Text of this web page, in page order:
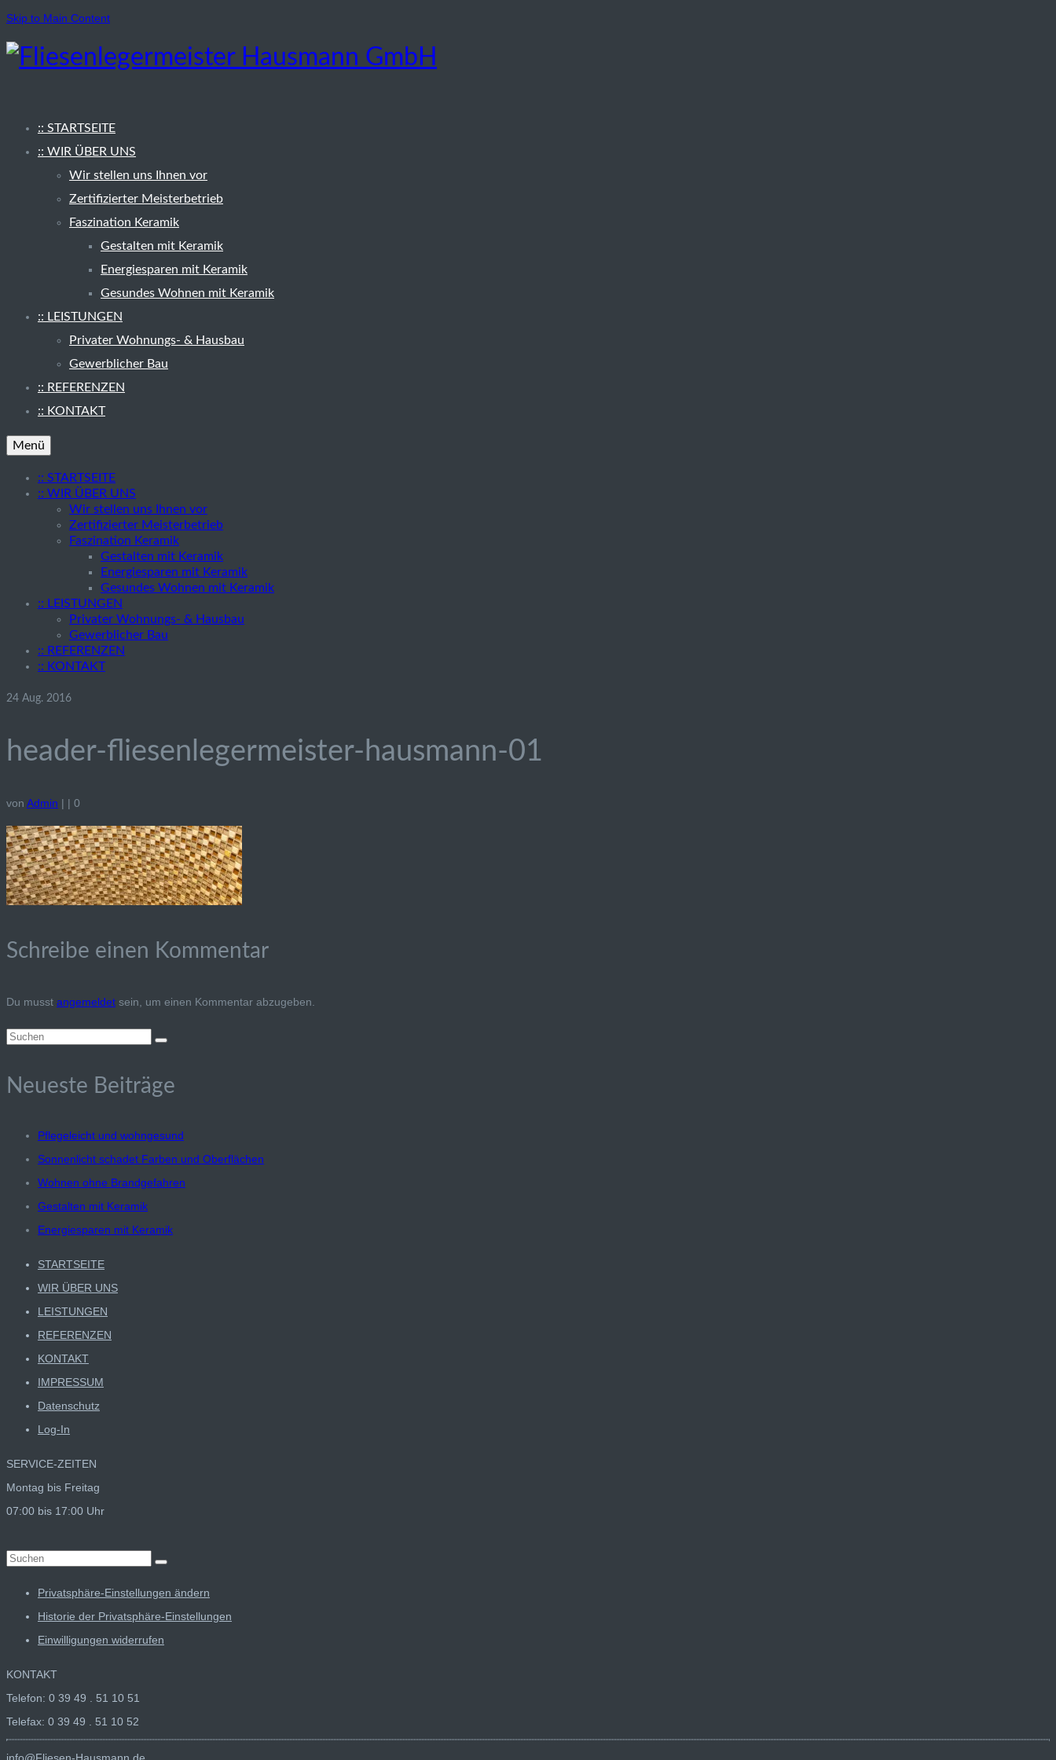
Skip to Main Content
:: STARTSEITE
:: WIR ÜBER UNS
Wir stellen uns Ihnen vor
Zertifizierter Meisterbetrieb
Faszination Keramik
Gestalten mit Keramik
Energiesparen mit Keramik
Gesundes Wohnen mit Keramik
:: LEISTUNGEN
Privater Wohnungs- & Hausbau
Gewerblicher Bau
:: REFERENZEN
:: KONTAKT
Menü
:: STARTSEITE
:: WIR ÜBER UNS
Wir stellen uns Ihnen vor
Zertifizierter Meisterbetrieb
Faszination Keramik
Gestalten mit Keramik
Energiesparen mit Keramik
Gesundes Wohnen mit Keramik
:: LEISTUNGEN
Privater Wohnungs- & Hausbau
Gewerblicher Bau
:: REFERENZEN
:: KONTAKT
24 Aug. 2016
header-fliesenlegermeister-hausmann-01
von Admin | | 0
Schreibe einen Kommentar
Du musst angemeldet sein, um einen Kommentar abzugeben.
Suchen
Neueste Beiträge
Pflegeleicht und wohngesund
Sonnenlicht schadet Farben und Oberflächen
Wohnen ohne Brandgefahren
Gestalten mit Keramik
Energiesparen mit Keramik
STARTSEITE
WIR ÜBER UNS
LEISTUNGEN
REFERENZEN
KONTAKT
IMPRESSUM
Datenschutz
Log-In
SERVICE-ZEITEN
Montag bis Freitag
07:00 bis 17:00 Uhr
Suchen
Privatsphäre-Einstellungen ändern
Historie der Privatsphäre-Einstellungen
Einwilligungen widerrufen
KONTAKT
Telefon: 0 39 49 . 51 10 51
Telefax: 0 39 49 . 51 10 52